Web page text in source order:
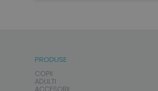
PRODUSE
COPII
ADULTI